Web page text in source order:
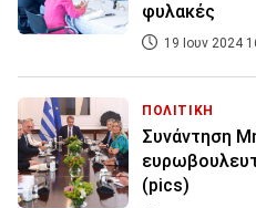
φυλακές
19 Ιουν 2024
ΠΟΛΙΤΙΚΗ
Συνάντηση
(pics)